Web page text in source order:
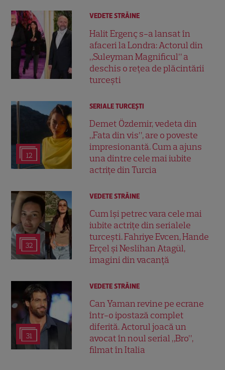
VEDETE STRĂINE
Halit Ergenç s-a lansat în
afaceri la Londra: Actorul din
„Suleyman Magnificul” a
deschis o rețea de plăcintării
turcești
12
SERIALE TURCEŞTI
Demet Özdemir, vedeta din
„Fata din vis”, are o poveste
impresionantă. Cum a ajuns
una dintre cele mai iubite
actrițe din Turcia
32
VEDETE STRĂINE
Cum își petrec vara cele mai
iubite actrițe din serialele
turcești. Fahriye Evcen, Hande
Erçel și Neslihan Atagül,
imagini din vacanță
31
VEDETE STRĂINE
Can Yaman revine pe ecrane
într-o ipostază complet
diferită. Actorul joacă un
avocat în noul serial „Bro”,
filmat în Italia